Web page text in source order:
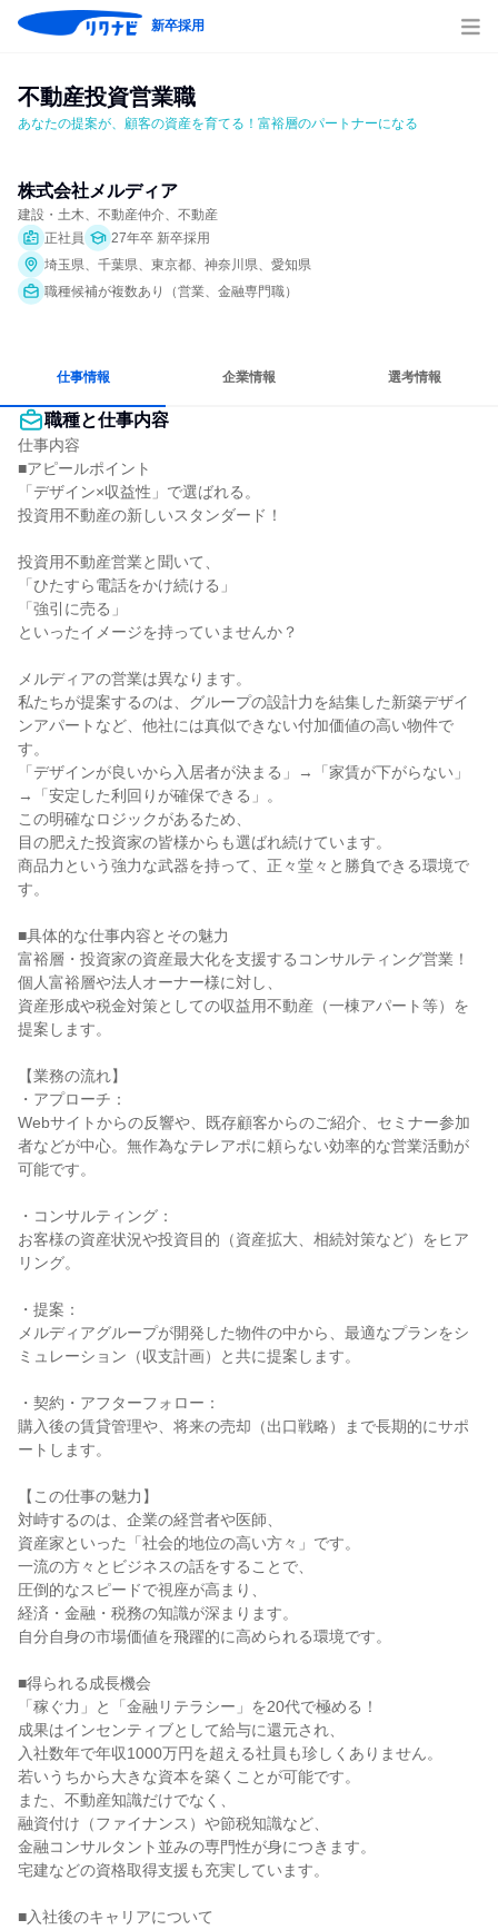
新卒採用
不動産投資営業職
あなたの提案が、顧客の資産を育てる！富裕層のパートナーになる
株式会社メルディア
建設・土木、不動産仲介、不動産
正社員
27年卒 新卒採用
埼玉県、千葉県、東京都、神奈川県、愛知県
職種候補が複数あり（営業、金融専門職）
仕事情報 企業情報 選考情報
職種と仕事内容
仕事内容
■アピールポイント
「デザイン×収益性」で選ばれる。
投資用不動産の新しいスタンダード！
投資用不動産営業と聞いて、
「ひたすら電話をかけ続ける」
「強引に売る」
といったイメージを持っていませんか？
メルディアの営業は異なります。
私たちが提案するのは、グループの設計力を結集した新築デザイ
ンアパートなど、他社には真似できない付加価値の高い物件で
す。
「デザインが良いから入居者が決まる」→「家賃が下がらない」
→「安定した利回りが確保できる」。
この明確なロジックがあるため、
目の肥えた投資家の皆様からも選ばれ続けています。
商品力という強力な武器を持って、正々堂々と勝負できる環境で
す。
■具体的な仕事内容とその魅力
富裕層・投資家の資産最大化を支援するコンサルティング営業！
個人富裕層や法人オーナー様に対し、
資産形成や税金対策としての収益用不動産（一棟アパート等）を
提案します。
【業務の流れ】
・アプローチ：
Webサイトからの反響や、既存顧客からのご紹介、セミナー参加
者などが中心。無作為なテレアポに頼らない効率的な営業活動が
可能です。
・コンサルティング：
お客様の資産状況や投資目的（資産拡大、相続対策など）をヒア
リング。
・提案：
メルディアグループが開発した物件の中から、最適なプランをシ
ミュレーション（収支計画）と共に提案します。
・契約・アフターフォロー：
購入後の賃貸管理や、将来の売却（出口戦略）まで長期的にサポ
ートします。
【この仕事の魅力】
対峙するのは、企業の経営者や医師、
資産家といった「社会的地位の高い方々」です。
一流の方々とビジネスの話をすることで、
圧倒的なスピードで視座が高まり、
経済・金融・税務の知識が深まります。
自分自身の市場価値を飛躍的に高められる環境です。
■得られる成長機会
「稼ぐ力」と「金融リテラシー」を20代で極める！
成果はインセンティブとして給与に還元され、
入社数年で年収1000万円を超える社員も珍しくありません。
若いうちから大きな資本を築くことが可能です。
また、不動産知識だけでなく、
融資付け（ファイナンス）や節税知識など、
金融コンサルタント並みの専門性が身につきます。
宅建などの資格取得支援も充実しています。
■入社後のキャリアについて